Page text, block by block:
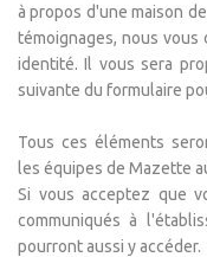
à propos d'une maison
témoignages, nous
identité. Il vous sera
suivante du formulaire
Tous ces éléments
les équipes de Mazette
Si vous acceptez que
communiqués à
pourront aussi y accéder.